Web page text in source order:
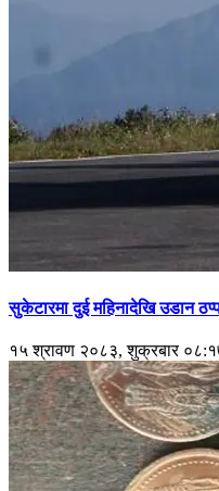
सुकेटारमा दुई महिनादेखि उडान
१५ श्रावण २०८३, शुक्रबार